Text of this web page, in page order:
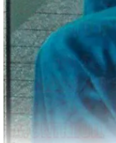
RETROUVEZ-NOUS
31 BD THÉOPHILE
93100 MONTREUIL
+33 (0)1 48 54 32